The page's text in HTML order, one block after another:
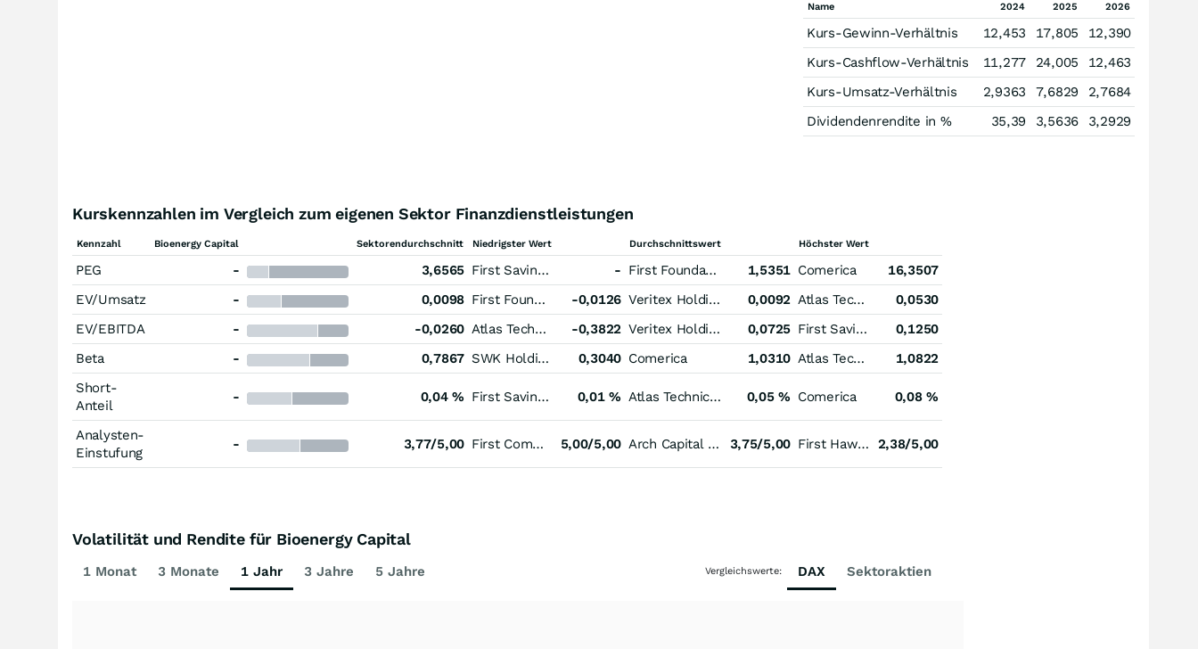
Name 2024 2025 2026
Kurs-Gewinn-Verhältnis 12,453 17,805
12,390
Kurs-Cashflow-Verhältnis
11,277 24,005
12,463
Kurs-Umsatz-Verhältnis
2,9363 7,6829
2,7684
Dividendenrendite in %
35,39 3,5636 3,2929
Kurskennzahlen im Vergleich zum eigenen Sektor Finanzdienstleistungen
Kennzahl Bioenergy Capital Sektorendurchschnitt Niedrigster Wert Durchschnittswert Höchster Wert
PEG - 3,6565 First Savings Financial Group - First Foundation 1,5351 Comerica
16,3507
EV/Umsatz
- 0,0098 First Foundation -0,0126 Veritex Holdings 0,0092 Atlas Technical Consultants Registered (A)
0,0530
EV/EBITDA
- -0,0260 Atlas Technical Consultants Registered (A) -0,3822 Veritex Holdings 0,0725 First Savings Financial Group
0,1250
Beta
- 0,7867 SWK Holdings 0,3040 Comerica 1,0310 Atlas Technical Consultants Registered (A)
1,0822
Short-
Anteil
- 0,04 % First Savings Financial Group 0,01 % Atlas Technical Consultants Registered (A) 0,05 % Comerica 0,08 %
Analysten-
Einstufung
- 3,77/5,00 First Community 5,00/5,00 Arch Capital Group 3,75/5,00 First Hawaiian 2,38/5,00
Volatilität und Rendite für Bioenergy Capital
1 Monat 3 Monate 1 Jahr 3 Jahre 5 Jahre Vergleichswerte: DAX Sektoraktien